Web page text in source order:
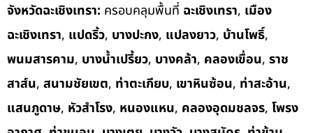
จังหวัดฉะเชิงเทรา: ครอบคลุมพื้นที่ ฉะเชิงเทรา, เมือง
ฉะเชิงเทรา, แปดริ้ว, บางปะกง, แปลงยาว, บ้านโพธิ์,
พนมสารคาม, บางน้ำเปรี้ยว, บางคล้า, คลองเขื่อน, ราช
สาส์น, สนามชัยเขต, ท่าตะเกียบ, เขาหินซ้อน, ท่าสะอ้าน,
แสนภูดาษ, หัวสำโรง, หนองแหน, คลองอุดมชลจร, โพรง